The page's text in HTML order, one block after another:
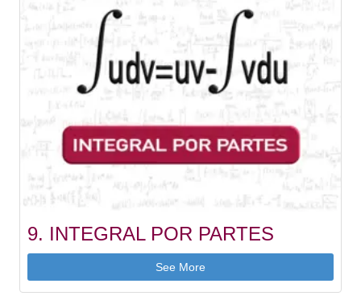
9. INTEGRAL POR PARTES
See More